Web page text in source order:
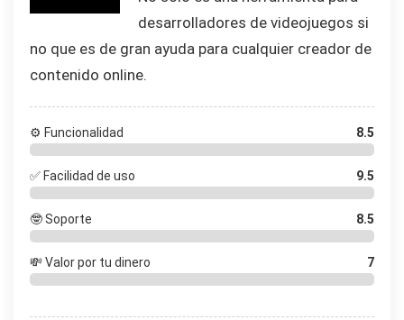
desarrolladores de videojuegos si
no que es de gran ayuda para cualquier creador de
contenido online.
⚙️ Funcionalidad 8.5
✅ Facilidad de uso 9.5
🤓 Soporte 8.5
💸 Valor por tu dinero 7